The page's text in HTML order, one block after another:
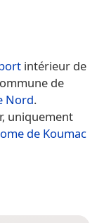
intérieur de
de
Nord.
uniquement
de Koumac